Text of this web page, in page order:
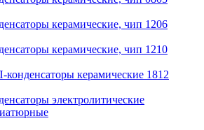
керамические, чип 1206
керамические, чип 1210
керамические 1812
электролитические